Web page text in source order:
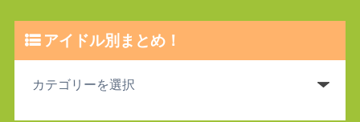
アイドル別まとめ！